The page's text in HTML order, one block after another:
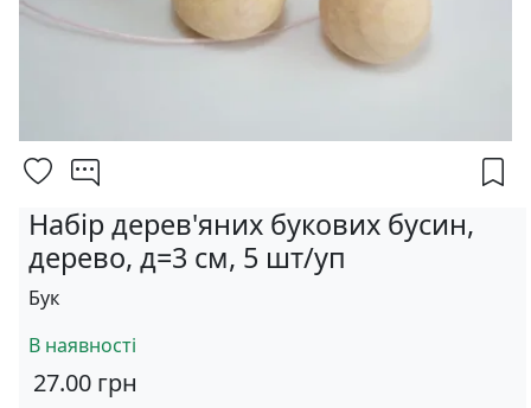
Набір дерев'яних букових бусин,
дерево, д=3 см, 5 шт/уп
Бук
В наявності
27.00 грн